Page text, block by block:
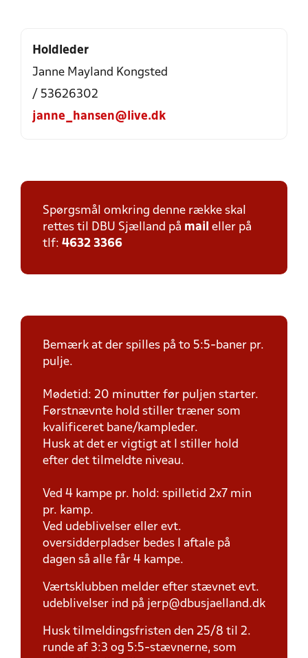
Holdleder
Janne Mayland Kongsted
/ 53626302
janne_hansen@live.dk
Spørgsmål omkring denne række skal
rettes til DBU Sjælland på mail eller på
tlf: 4632 3366
Bemærk at der spilles på to 5:5-baner pr.
pulje.
Mødetid: 20 minutter før puljen starter.
Førstnævnte hold stiller træner som
kvalificeret bane/kampleder.
Husk at det er vigtigt at I stiller hold
efter det tilmeldte niveau.
Ved 4 kampe pr. hold: spilletid 2x7 min
pr. kamp.
Ved udeblivelser eller evt.
oversidderpladser bedes I aftale på
dagen så alle får 4 kampe.
Værtsklubben melder efter stævnet evt.
udeblivelser ind på jerp@dbusjaelland.dk
Husk tilmeldingsfristen den 25/8 til 2.
runde af 3:3 og 5:5-stævnerne, som